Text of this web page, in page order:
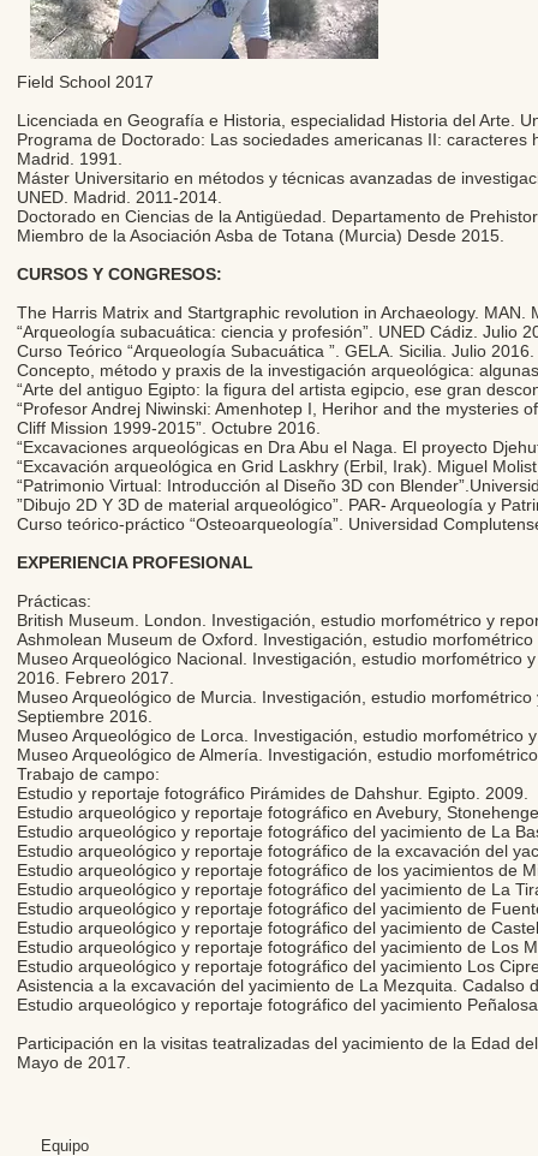
Field School 2017
Licenciada en Geografía e Historia, especialidad Historia del Arte.
Programa de Doctorado: Las sociedades americanas II:
Madrid. 1991.
Máster Universitario en métodos y técnicas avanzadas de
UNED. Madrid. 2011-2014.
Doctorado en Ciencias de la Antigüedad. Departamento de
Miembro de la Asociación Asba de Totana (Murcia) Desde 2015.
CURSOS Y CONGRESOS:
The Harris Matrix and Startgraphic revolution in Archaeology. MAN.
“Arqueología subacuática: ciencia y profesión”. UNED Cádiz. Julio
Curso Teórico “Arqueología Subacuática ”. GELA. Sicilia. Julio 2016.
Concepto, método y praxis de la investigación arqueológica:
“Arte del antiguo Egipto: la figura del artista egipcio, ese gran
“Profesor Andrej Niwinski: Amenhotep I, Herihor and the mysteries
Cliff Mission 1999-2015”. Octubre 2016.
“Excavaciones arqueológicas en Dra Abu el Naga. El proyecto
“Excavación arqueológica en Grid Laskhry (Erbil, Irak). Miguel
“Patrimonio Virtual: Introducción al Diseño 3D con
”Dibujo 2D Y 3D de material arqueológico”. PAR- Arqueología y
Curso teórico-práctico “Osteoarqueología”. Universidad
EXPERIENCIA PROFESIONAL
Prácticas:
British Museum. London. Investigación, estudio morfométrico y
Ashmolean Museum de Oxford. Investigación, estudio
Museo Arqueológico Nacional. Investigación, estudio
2016. Febrero 2017.
Museo Arqueológico de Murcia. Investigación, estudio
Septiembre 2016.
Museo Arqueológico de Lorca. Investigación, estudio
Museo Arqueológico de Almería. Investigación, estudio
Trabajo de campo:
Estudio y reportaje fotográfico Pirámides de Dahshur. Egipto. 2009.
Estudio arqueológico y reportaje fotográfico en Avebury,
Estudio arqueológico y reportaje fotográfico del yacimiento de La
Estudio arqueológico y reportaje fotográfico de la excavación del
Estudio arqueológico y reportaje fotográfico de los yacimientos de
Estudio arqueológico y reportaje fotográfico del yacimiento de La
Estudio arqueológico y reportaje fotográfico del yacimiento de
Estudio arqueológico y reportaje fotográfico del yacimiento de
Estudio arqueológico y reportaje fotográfico del yacimiento de Los
Estudio arqueológico y reportaje fotográfico del yacimiento Los
Asistencia a la excavación del yacimiento de La Mezquita. Cadalso
Estudio arqueológico y reportaje fotográfico del yacimiento
Participación en la visitas teatralizadas del yacimiento de la Edad
Mayo de 2017.
Equipo